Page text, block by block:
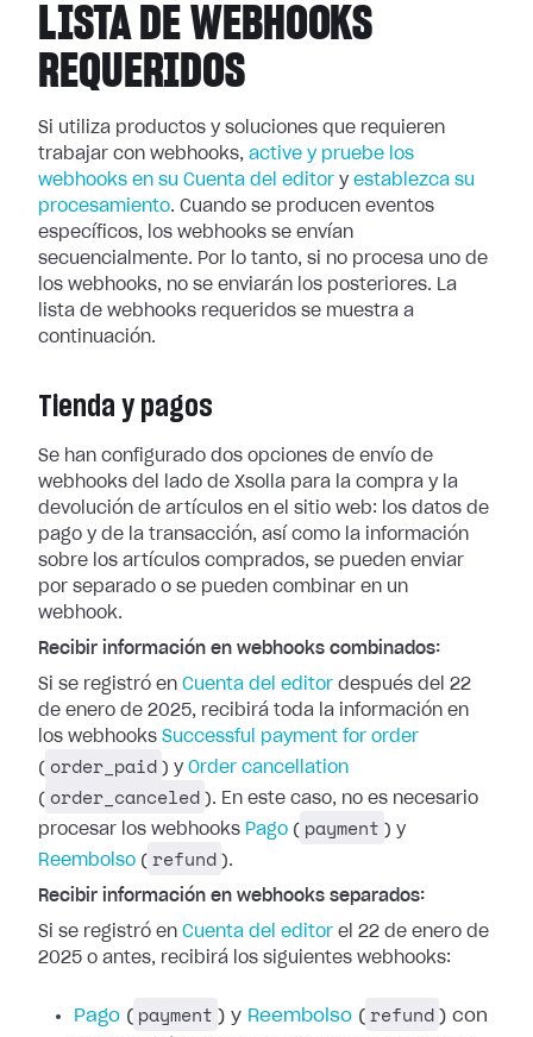
LISTA DE WEBHOOKS
REQUERIDOS
Si utiliza productos y soluciones que requieren
trabajar con webhooks, active y pruebe los
webhooks en su Cuenta del editor y establezca su
procesamiento. Cuando se producen eventos
específicos, los webhooks se envían
secuencialmente. Por lo tanto, si no procesa uno de
los webhooks, no se enviarán los posteriores. La
lista de webhooks requeridos se muestra a
continuación.
Tienda y pagos
Se han configurado dos opciones de envío de
webhooks del lado de Xsolla para la compra y la
devolución de artículos en el sitio web: los datos de
pago y de la transacción, así como la información
sobre los artículos comprados, se pueden enviar
por separado o se pueden combinar en un
webhook.
Recibir información en webhooks combinados:
Si se registró en Cuenta del editor después del 22
de enero de 2025, recibirá toda la información en
los webhooks Successful payment for order
( order_paid ) y Order cancellation
( order_canceled ). En este caso, no es necesario
procesar los webhooks Pago ( payment ) y
Reembolso ( refund ).
Recibir información en webhooks separados:
Si se registró en Cuenta del editor el 22 de enero de
2025 o antes, recibirá los siguientes webhooks:
Pago ( payment ) y Reembolso ( refund ) con